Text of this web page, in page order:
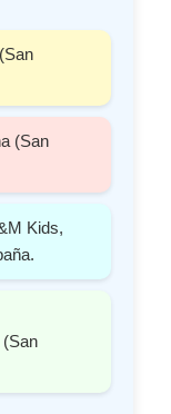
(San
Kids,